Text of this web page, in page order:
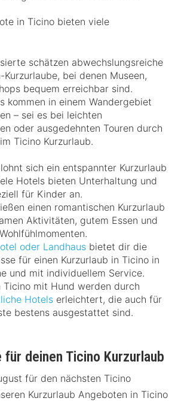
in Ticino bieten viele
schätzen abwechslungsreiche
Kurzurlaube, bei denen Museen,
bequem erreichbar sind.
kommen in einem Wandergebiet
– sei es bei leichten
oder ausgedehnten Touren durch
Ticino Kurzurlaub.
sich ein entspannter Kurzurlaub
Hotels bieten Unterhaltung und
für Kinder an.
einen romantischen Kurzurlaub
Aktivitäten, gutem Essen und
oder Landhaus bietet dir die
für einen Kurzurlaub in Ticino in
und mit individuellem Service.
Ticino mit Hund werden durch
Hotels erleichtert, die auch für
bestens ausgestattet sind.
deinen Ticino Kurzurlaub
für den nächsten Ticino
Kurzurlaub Angeboten in Ticino